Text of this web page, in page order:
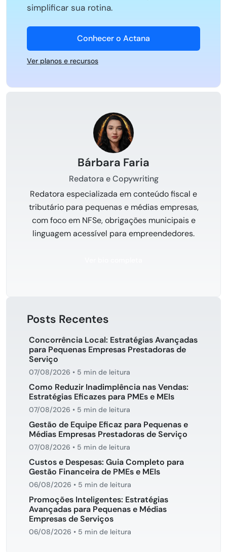
simplificar sua rotina.
Conhecer o Actana
Ver planos e recursos
Bárbara Faria
Redatora e Copywriting
Redatora especializada em conteúdo fiscal e
tributário para pequenas e médias empresas,
com foco em NFSe, obrigações municipais e
linguagem acessível para empreendedores.
Posts Recentes
Concorrência Local: Estratégias Avançadas
para Pequenas Empresas Prestadoras de
Serviço
07/08/2026 • 5 min de leitura
Como Reduzir Inadimplência nas Vendas:
Estratégias Eficazes para PMEs e MEIs
07/08/2026 • 5 min de leitura
Gestão de Equipe Eficaz para Pequenas e
Médias Empresas Prestadoras de Serviço
07/08/2026 • 5 min de leitura
Custos e Despesas: Guia Completo para
Gestão Financeira de PMEs e MEIs
06/08/2026 • 5 min de leitura
Promoções Inteligentes: Estratégias
Avançadas para Pequenas e Médias
Empresas de Serviços
06/08/2026 • 5 min de leitura